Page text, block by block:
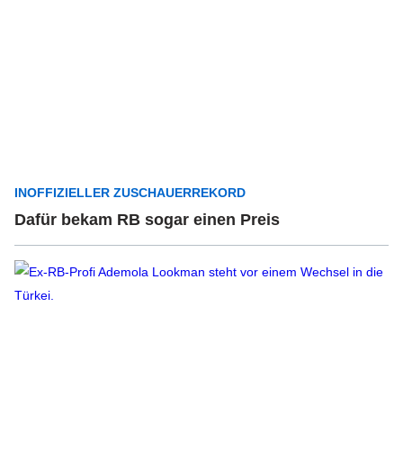
INOFFIZIELLER ZUSCHAUERREKORD
Dafür bekam RB sogar einen Preis